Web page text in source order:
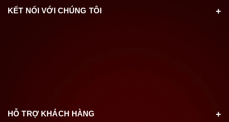
KẾT NỐI VỚI CHÚNG TÔI
HỖ TRỢ KHÁCH HÀNG